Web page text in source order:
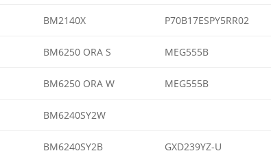
BM2140X P70B17ESPY5RR02
BM6250 ORA S MEG555B
BM6250 ORA W MEG555B
BM6240SY2W
BM6240SY2B GXD239YZ-U